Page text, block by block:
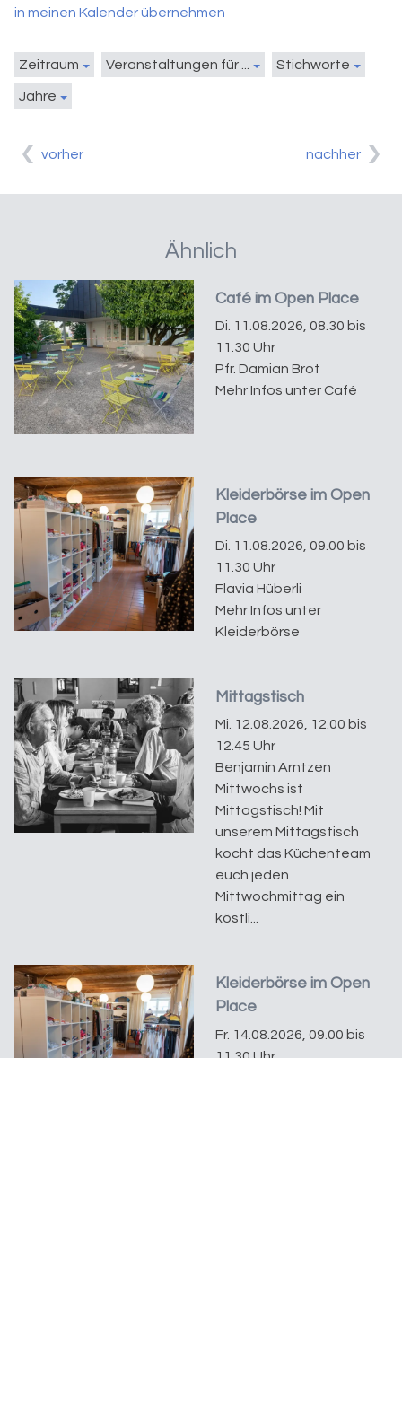
in meinen Kalender übernehmen
Zeitraum Veranstaltungen für ... Stichworte
Jahre
vorher nachher
Ähnlich
Café im Open Place
Di. 11.08.2026, 08.30 bis
11.30 Uhr
Pfr. Damian Brot
Mehr Infos unter Café
Kleiderbörse im Open
Place
Di. 11.08.2026, 09.00 bis
11.30 Uhr
Flavia Hüberli
Mehr Infos unter
Kleiderbörse
Mittagstisch
Mi. 12.08.2026, 12.00 bis
12.45 Uhr
Benjamin Arntzen
Mittwochs ist
Mittagstisch! Mit
unserem Mittagstisch
kocht das Küchenteam
euch jeden
Mittwochmittag ein
köstli...
Kleiderbörse im Open
Place
Fr. 14.08.2026, 09.00 bis
11.30 Uhr